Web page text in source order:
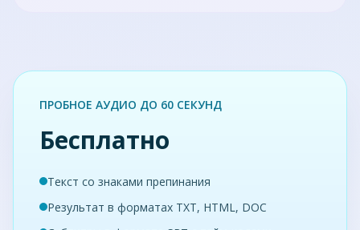
ПРОБНОЕ АУДИО ДО 60 СЕКУНД
Бесплатно
Текст со знаками препинания
Результат в форматах TXT, HTML, DOC